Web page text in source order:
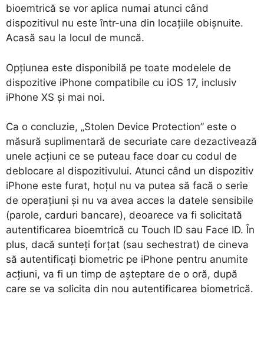
bioemtrică se vor aplica numai atunci când
dispozitivul nu este într-una din locațiile obișnuite.
Acasă sau la locul de muncă.
Opțiunea este disponibilă pe toate modelele de
dispozitive iPhone compatibile cu iOS 17, inclusiv
iPhone XS și mai noi.
Ca o concluzie, „Stolen Device Protection” este o
măsură suplimentară de securiate care dezactivează
unele acțiuni ce se puteau face doar cu codul de
deblocare al dispozitivului. Atunci când un dispozitiv
iPhone este furat, hoțul nu va putea să facă o serie
de operațiuni și nu va avea acces la datele sensibile
(parole, carduri bancare), deoarece va fi solicitată
autentificarea bioemtrică cu Touch ID sau Face ID. În
plus, dacă sunteți forțat (sau sechestrat) de cineva
să autentificați biometric pe iPhone pentru anumite
acțiuni, va fi un timp de așteptare de o oră, după
care se va solicita din nou autentificarea biometrică.